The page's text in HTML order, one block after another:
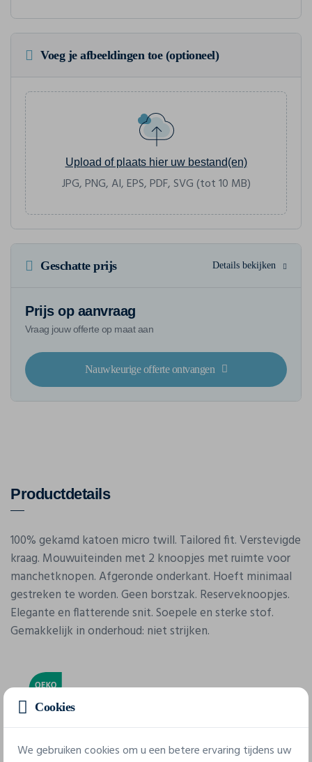
Voeg je afbeeldingen toe (optioneel)
Upload of plaats hier uw bestand(en)
JPG, PNG, AI, EPS, PDF, SVG (tot 10 MB)
Geschatte prijs Details bekijken
Prijs op aanvraag
Vraag jouw offerte op maat aan
Nauwkeurige offerte ontvangen
Productdetails
100% gekamd katoen micro twill. Tailored fit. Verstevigde
kraag. Mouwuiteinden met 2 knoopjes met ruimte voor
manchetknopen. Afgeronde onderkant. Hoeft minimaal
gestreken te worden. Geen borstzak. Reserveknoopjes.
Elegante en flatterende snit. Soepele en sterke stof.
Gemakkelijk in onderhoud: niet strijken.
Cookies
We gebruiken cookies om u een betere ervaring tijdens uw